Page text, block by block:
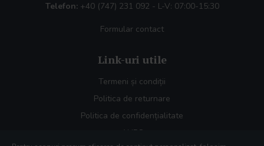
Telefon: +40 (747) 231 092 - L-V: 07:00-15:30
Formular contact
Link-uri utile
Termeni și condiții
Politica de returnare
Politica de confidențialitate
ANPC